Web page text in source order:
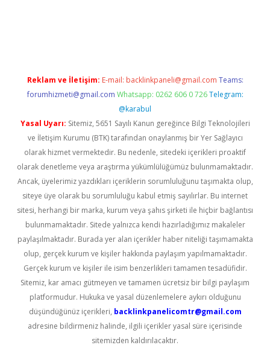
Reklam ve İletişim: E-mail: backlinkpaneli@gmail.com Teams:
forumhizmeti@gmail.com Whatsapp: 0262 606 0 726 Telegram:
@karabul
Yasal Uyarı: Sitemiz, 5651 Sayılı Kanun gereğince Bilgi Teknolojileri
ve İletişim Kurumu (BTK) tarafından onaylanmış bir Yer Sağlayıcı
olarak hizmet vermektedir. Bu nedenle, sitedeki içerikleri proaktif
olarak denetleme veya araştırma yükümlülüğümüz bulunmamaktadır.
Ancak, üyelerimiz yazdıkları içeriklerin sorumluluğunu taşımakta olup,
siteye üye olarak bu sorumluluğu kabul etmiş sayılırlar. Bu internet
sitesi, herhangi bir marka, kurum veya şahıs şirketi ile hiçbir bağlantısı
bulunmamaktadır. Sitede yalnızca kendi hazırladığımız makaleler
paylaşılmaktadır. Burada yer alan içerikler haber niteliği taşımamakta
olup, gerçek kurum ve kişiler hakkında paylaşım yapılmamaktadır.
Gerçek kurum ve kişiler ile isim benzerlikleri tamamen tesadüfidir.
Sitemiz, kar amacı gütmeyen ve tamamen ücretsiz bir bilgi paylaşım
platformudur. Hukuka ve yasal düzenlemelere aykırı olduğunu
düşündüğünüz içerikleri, backlinkpanelicomtr@gmail.com
adresine bildirmeniz halinde, ilgili içerikler yasal süre içerisinde
sitemizden kaldırılacaktır.